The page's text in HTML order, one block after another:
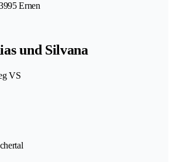
Ernen
und Silvana
VS